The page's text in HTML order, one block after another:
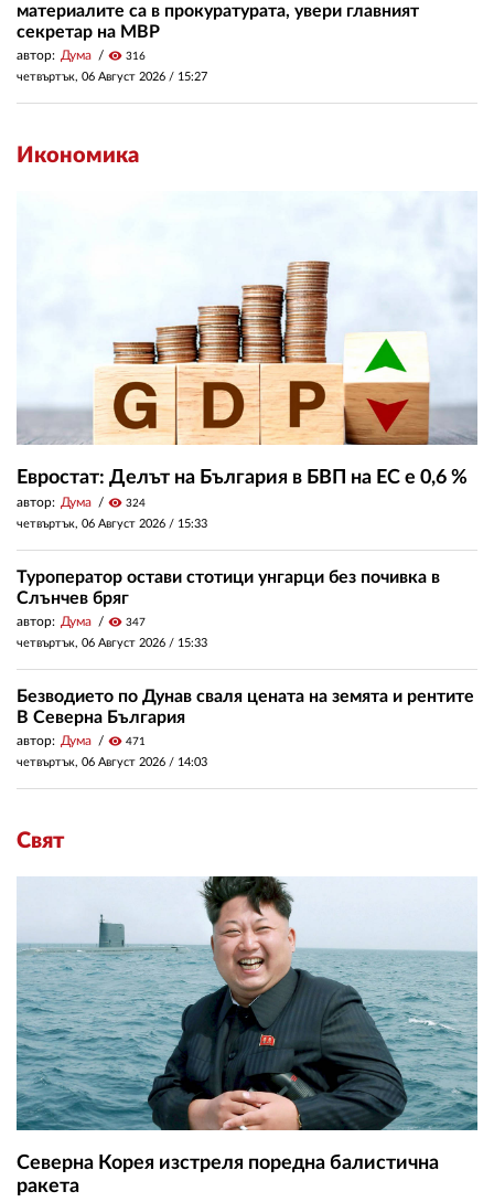
материалите са в прокуратурата, увери главният
секретар на МВР
автор: Дума visibility 316
четвъртък, 06 Август 2026 / 15:27
Икономика
Евростат: Делът на България в БВП на ЕС е 0,6 %
автор: Дума visibility 324
четвъртък, 06 Август 2026 / 15:33
Туроператор остави стотици унгарци без почивка в
Слънчев бряг
автор: Дума visibility 347
четвъртък, 06 Август 2026 / 15:33
Безводието по Дунав сваля цената на земята и рентите
В Северна България
автор: Дума visibility 471
четвъртък, 06 Август 2026 / 14:03
Свят
Северна Корея изстреля поредна балистична
ракета